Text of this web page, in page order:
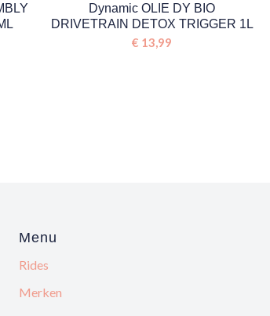
Dynamic OLIE DY BIO
DRIVETRAIN DETOX TRIGGER 1L
€ 13,99
Menu
Rides
Merken